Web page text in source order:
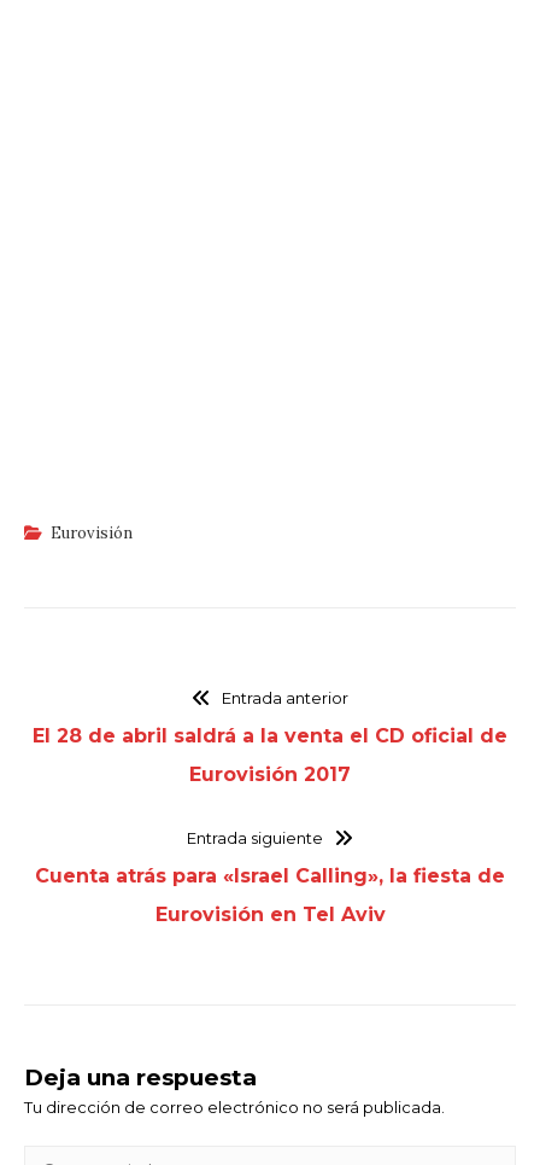
Eurovisión
Entrada anterior
El 28 de abril saldrá a la venta el CD oficial de
Eurovisión 2017
Entrada siguiente
Cuenta atrás para «Israel Calling», la fiesta de
Eurovisión en Tel Aviv
Deja una respuesta
Tu dirección de correo electrónico no será publicada.